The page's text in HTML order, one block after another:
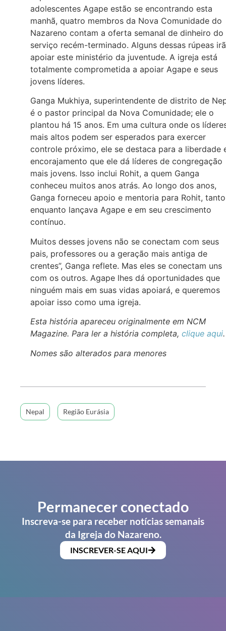
adolescentes Agape estão se encontrando esta
manhã, quatro membros da Nova Comunidade do
Nazareno contam a oferta semanal de dinheiro do
serviço recém-terminado. Alguns dessas rúpeas
apoiar este ministério da juventude. A igreja está
totalmente comprometida a apoiar Agape e seus
jovens líderes.
Ganga Mukhiya, superintendente de distrito de
é o pastor principal da Nova Comunidade; ele o
plantou há 15 anos. Em uma cultura onde os
mais altos podem ser esperados para exercer
controle próximo, ele se destaca para a liberdade
encorajamento que ele dá líderes de congregação
mais jovens. Isso inclui Rohit, a quem Ganga
conheceu muitos anos atrás. Ao longo dos anos,
Ganga forneceu apoio e mentoria para Rohit, tanto
enquanto lançava Agape e em seu crescimento
contínuo.
Muitos desses jovens não se conectam com seus
pais, professores ou a geração mais antiga de
crentes”, Ganga reflete. Mas eles se conectam uns
com os outros. Agape lhes dá oportunidades que
ninguém mais em suas vidas apoiará, e queremos
apoiar isso como uma igreja.
Esta história apareceu originalmente em NCM
Magazine. Para ler a história completa, clique aqui.
Nomes são alterados para menores
Nepal Região Eurásia
Permanecer conectado
Inscreva-se para receber notícias semanais
da Igreja do Nazareno.
INSCREVER-SE AQUI